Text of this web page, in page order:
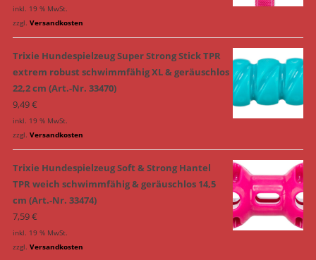
inkl. 19 % MwSt.
zzgl. Versandkosten
Trixie Hundespielzeug Super Strong Stick TPR
extrem robust schwimmfähig XL & geräuschlos
22,2 cm (Art.-Nr. 33470)
9,49€
inkl. 19 % MwSt.
zzgl. Versandkosten
Trixie Hundespielzeug Soft & Strong Hantel
TPR weich schwimmfähig & geräuschlos 14,5
cm (Art.-Nr. 33474)
7,59€
inkl. 19 % MwSt.
zzgl. Versandkosten